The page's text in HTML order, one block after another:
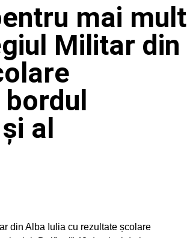
mai mult
Militar din
al
din Alba Iulia cu rezultate școlare